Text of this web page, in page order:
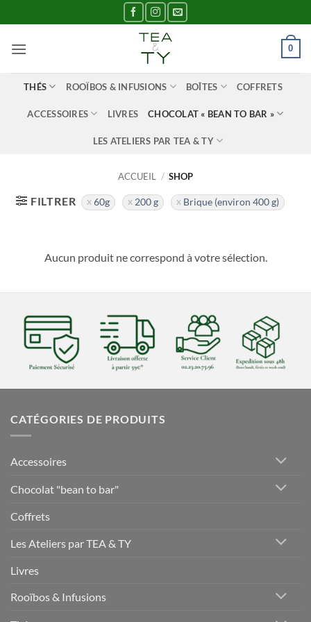
au
contenu
0
THÉS ROOÏBOS & INFUSIONS BOÎTES COFFRETS
ACCESSOIRES LIVRES CHOCOLAT « BEAN TO BAR »
LES ATELIERS PAR TEA & TY
ACCUEIL / SHOP
FILTRER 60g 200 g Brique (environ 400 g)
Aucun produit ne correspond à votre sélection.
CATÉGORIES DE PRODUITS
Accessoires
Chocolat "bean to bar"
Coffrets
Les Ateliers par TEA & TY
Livres
Rooïbos & Infusions